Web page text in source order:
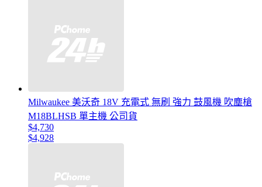
Milwaukee 美沃奇 18V 充電式 無刷 強力 鼓風機 吹塵槍
M18BLHSB 單主機 公司貨
$4,730
$4,928